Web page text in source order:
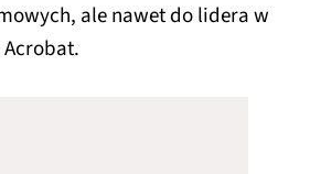
ale nawet do lidera w